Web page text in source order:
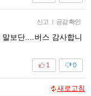
신고 | 공감 확인
보단....버스 감사합니
0
1
새로고침